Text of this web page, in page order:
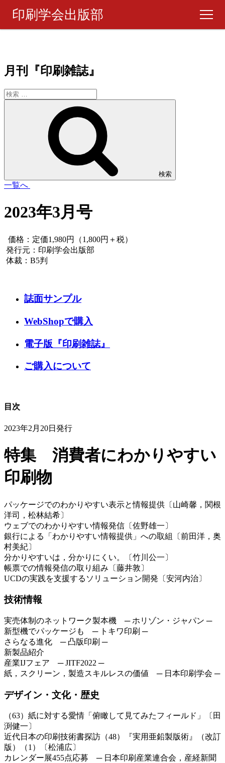
印刷学会出版部
ピックアップ
週刊 『印刷雑誌』
月刊 『印刷雑誌』
ご購入について
お問い合わせ
月刊『印刷雑誌』
検索
一覧へ
2023年3月号
価格：定価1,980円（1,800円＋税）
発行元：印刷学会出版部
体裁：B5判
誌面サンプル
WebShopで購入
電子版『印刷雑誌』
ご購入について
目次
2023年2月20日発行
特集 消費者にわかりやすい
印刷物
パッケージでのわかりやすい表示と情報提供〔山崎馨，関根
洋司，松林結希〕
ウェブでのわかりやすい情報発信〔佐野雄一〕
銀行による「わかりやすい情報提供」への取組〔前田洋，奥
村美紀〕
分かりやすいは，分かりにくい。〔竹川公一〕
帳票での情報発信の取り組み〔藤井敦〕
UCDの実践を支援するソリューション開発〔安河内治〕
技術情報
実売体制のネットワーク製本機 ─ ホリゾン・ジャパン ─
新型機でパッケージも ─ トキワ印刷 ─
さらなる進化 ─ 凸版印刷 ─
新製品紹介
産業IJフェア ─ JITF2022 ─
紙，スクリーン，製造スキルレスの価値 ─ 日本印刷学会 ─
デザイン・文化・歴史
（63）紙に対する愛情「俯瞰して見てみたフィールド」〔田
渕健一〕
近代日本の印刷技術書探訪（48）『実用亜鉛製版術』（改訂
版）（1）〔松浦広〕
カレンダー展455点応募 ─ 日本印刷産業連合会，産経新聞